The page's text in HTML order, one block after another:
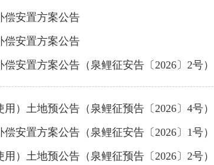
偿安置方案公告
偿安置方案公告
安置方案公告（泉鲤征安告〔2026〕2号）
）土地预公告（泉鲤征预告〔2026〕4号）
安置方案公告（泉鲤征安告〔2026〕1号）
）土地预公告（泉鲤征预告〔2026〕2号）